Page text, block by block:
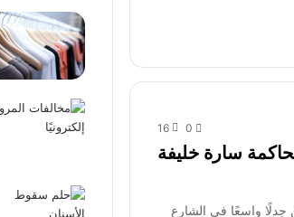
0
16
سارة خليفة
سارة خليفة و27 متهمًا آخرين جدلًا واسعًا في الشارع